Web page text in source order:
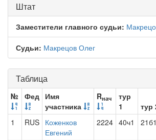
Штат
Заместители главного судьи:
Судьи: Макрецов Олег
Таблица
№ Фед Имя
участника
Rнач
тур
1
тур
1
RUS Коженков
Евгений
2224 40ч1 21б1